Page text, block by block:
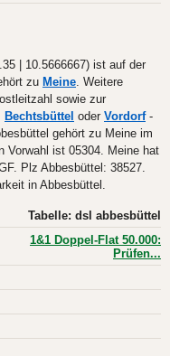
| 10.5666667) ist auf der
zu Meine. Weitere
sowie zur
Bechtsbüttel oder Vordorf-
gehört zu Meine im
Vorwahl ist 05304. Meine hat
Plz Abbesbüttel: 38527.
in Abbesbüttel.
Tabelle: dsl abbesbüttel
1&1 Doppel-Flat 50.000:
Prüfen...